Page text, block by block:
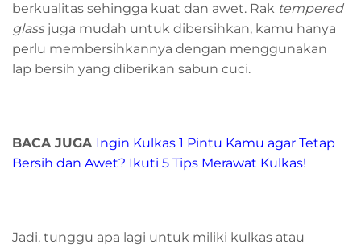
berkualitas sehingga kuat dan awet. Rak tempered
glass juga mudah untuk dibersihkan, kamu hanya
perlu membersihkannya dengan menggunakan
lap bersih yang diberikan sabun cuci.
BACA JUGA Ingin Kulkas 1 Pintu Kamu agar Tetap
Bersih dan Awet? Ikuti 5 Tips Merawat Kulkas!
Jadi, tunggu apa lagi untuk miliki kulkas atau